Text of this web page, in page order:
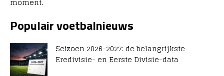
Populair voetbalnieuws
Seizoen 2026-2027: de belangrijkste
Eredivisie- en Eerste Divisie-data